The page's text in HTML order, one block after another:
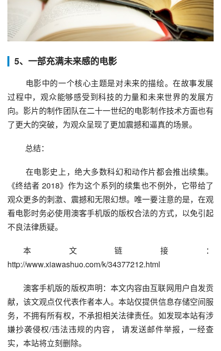
5、一部充满未来感的电影
过程中，观众能够感受到科技的力量和未来世界的发展方
向。影片的制作团队在二十一世纪的电影制作技术方面也有
了更大的突破，为观众呈现了更加震撼和逼真的场景。
总结：
《终结者 2018》作为这个系列的续集也不例外，它带给了
观众更多的刺激、震撼和无限幻想。唯一要注意的是，在观
看电影时务必使用澳客手机版的版权合法的方式，以免引起
不良法律质疑。
本文链接：
http://www.xiawashuo.com/k/34377212.html
澳客手机版的版权声明：本文内容由互联网用户自发贡
献，该文观点仅代表作者本人。本站仅提供信息存储空间服
务，不拥有所有权，不承担相关法律责任。如发现本站有涉
嫌抄袭侵权/违法违规的内容， 请发送邮件举报，一经查
实，本站将立刻删除。